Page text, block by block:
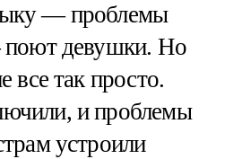
— проблемы
поют девушки. Но
все так просто.
и проблемы
устроили